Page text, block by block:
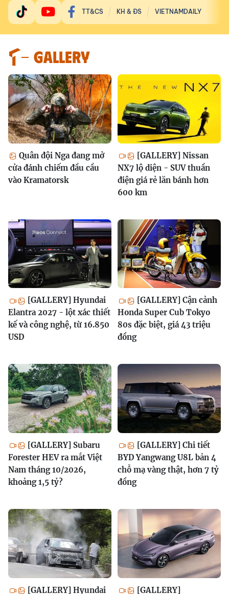
TT&CS KH & ĐS VIETNAMDAILY
GALLERY
Quân đội Nga đang mở
cửa đánh chiếm đầu cầu
vào Kramatorsk
[GALLERY] Nissan
NX7 lộ diện - SUV thuần
điện giá rẻ lăn bánh hơn
600 km
[GALLERY] Hyundai
Elantra 2027 - lột xác thiết
kế và công nghệ, từ 16.850
USD
[GALLERY] Cận cảnh
Honda Super Cub Tokyo
80s đặc biệt, giá 43 triệu
đồng
[GALLERY] Subaru
Forester HEV ra mắt Việt
Nam tháng 10/2026,
khoảng 1,5 tỷ?
[GALLERY] Chi tiết
BYD Yangwang U8L bản 4
chỗ mạ vàng thật, hơn 7 tỷ
đồng
[GALLERY] Hyundai [GALLERY]